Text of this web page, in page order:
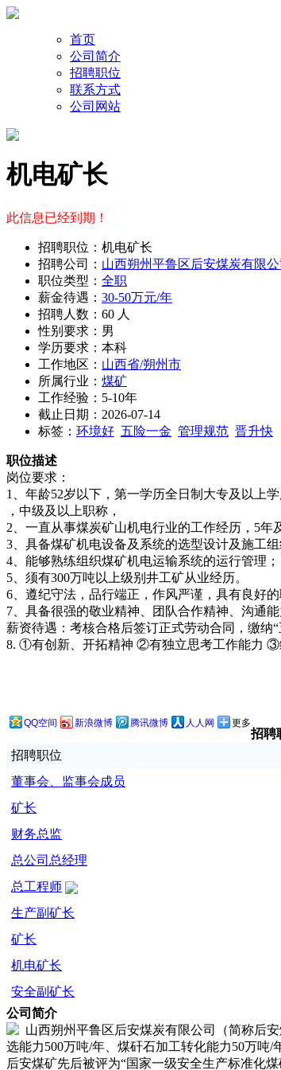
首页
公司简介
招聘职位
联系方式
公司网站
机电矿长
此信息已经到期！
招聘职位：机电矿长
招聘公司： 山西朔州平鲁区后安煤炭有限公
职位类型： 全职
薪金待遇： 30-50万元/年
招聘人数：60 人
性别要求：男
学历要求：本科
工作地区： 山西省/朔州市
所属行业： 煤矿
工作经验：5-10年
截止日期：2026-07-14
标签： 环境好 五险一金 管理规范 晋升快
职位描述
岗位要求：
1、年龄52岁以下，第一学历全日制大专及以上
，中级及以上职称，
2、一直从事煤炭矿山机电行业的工作经历，5年
3、具备煤矿机电设备及系统的选型设计及施工组
4、能够熟练组织煤矿机电运输系统的运行管理；
5、须有300万吨以上级别井工矿从业经历。
6、遵纪守法，品行端正，作风严谨，具有良好
7、具备很强的敬业精神、团队合作精神、沟通能
薪资待遇：考核合格后签订正式劳动合同，缴纳“
8. ①有创新、开拓精神 ②有独立思考工作能力 ③
QQ空间 新浪微博 腾讯微博 人人网 更多
招聘
招聘职位
董事会、监事会成员
矿长
财务总监
总公司总经理
总工程师
生产副矿长
矿长
机电矿长
安全副矿长
公司简介
山西朔州平鲁区后安煤炭有限公司（简称后
选能力500万吨/年、煤矸石加工转化能力50万吨/
后安煤矿先后被评为“国家一级安全生产标准化